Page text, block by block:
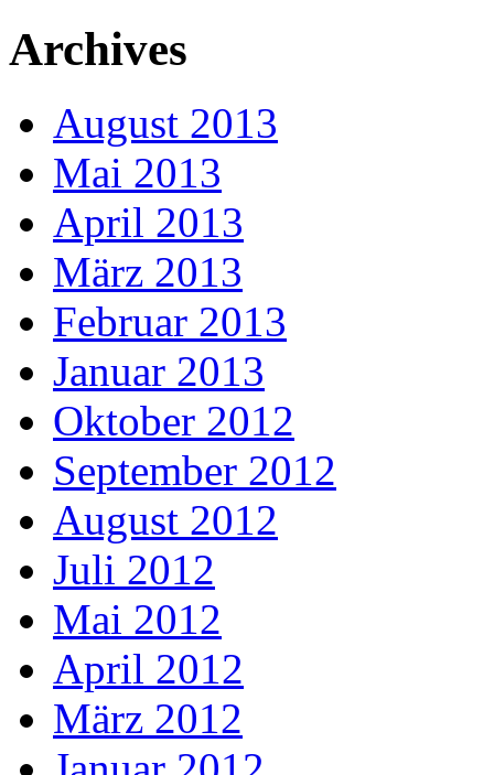
Archives
August 2013
Mai 2013
April 2013
März 2013
Februar 2013
Januar 2013
Oktober 2012
September 2012
August 2012
Juli 2012
Mai 2012
April 2012
März 2012